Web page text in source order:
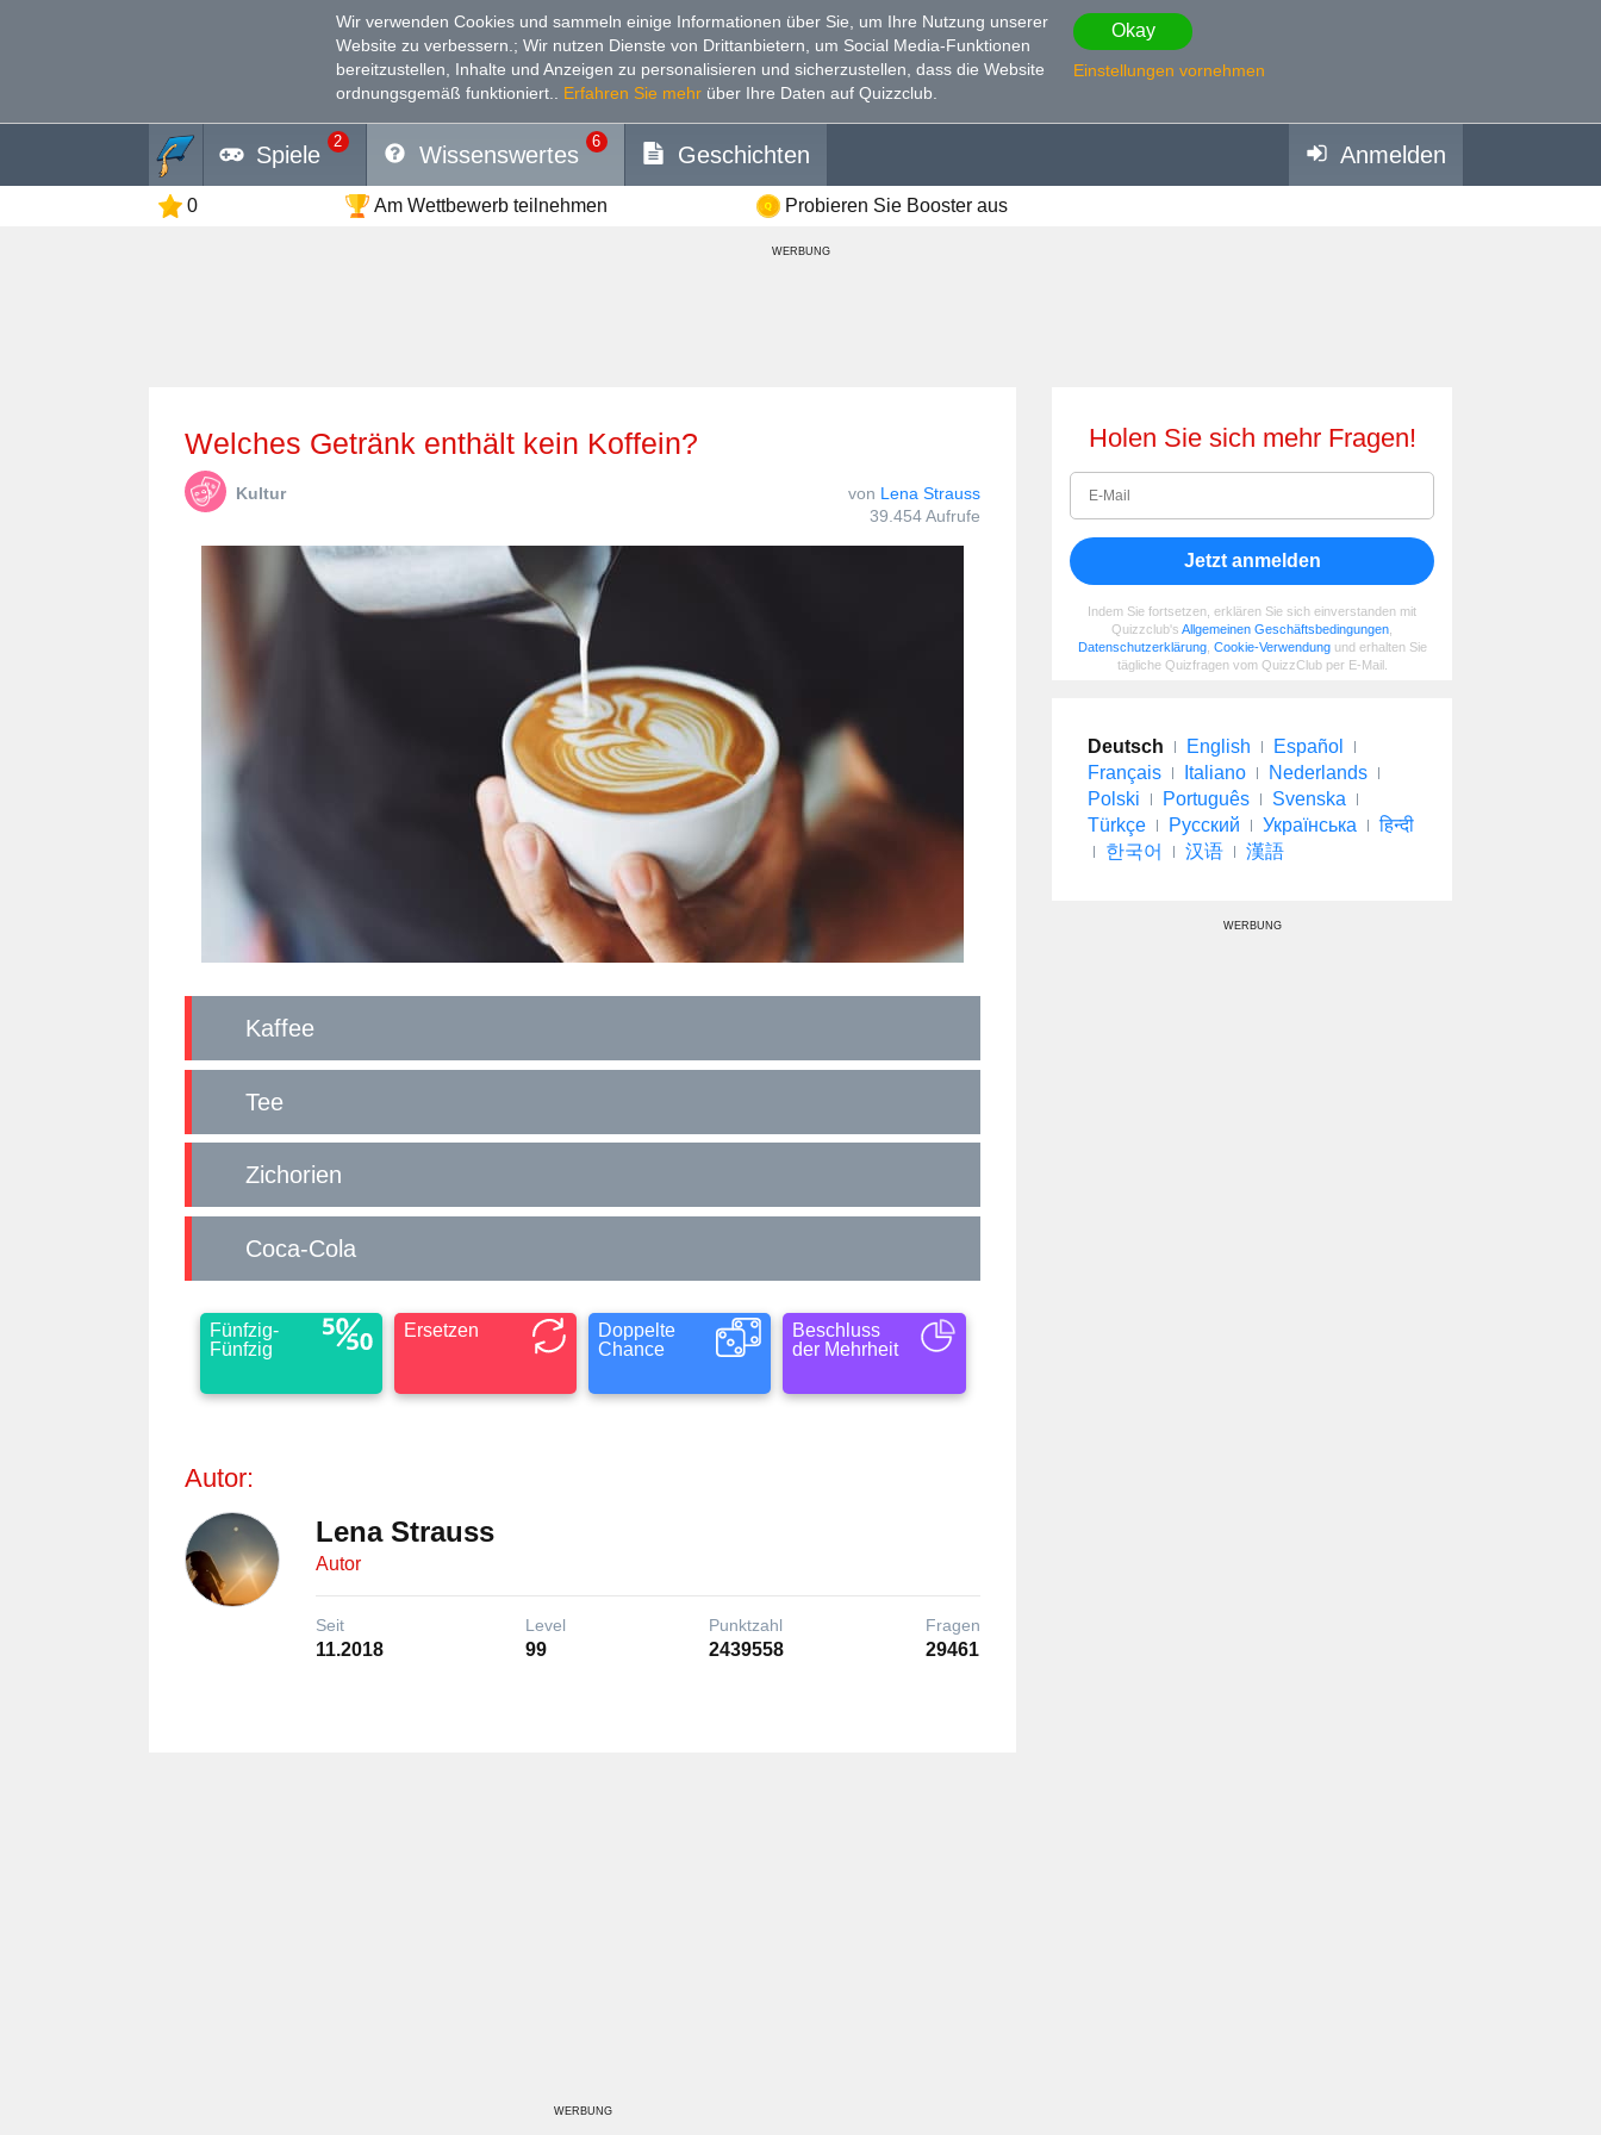
Wir verwenden Cookies und sammeln einige Informationen über Sie, um Ihre Nutzung unserer
Website zu verbessern. ; Wir nutzen Dienste von Drittanbietern, um Social Media-Funktionen
bereitzustellen, Inhalte und Anzeigen zu personalisieren und sicherzustellen, dass die Website
ordnungsgemäß funktioniert.
Erfahren Sie mehr über Ihre Daten auf Quizzclub.
Okay
Einstellungen vornehmen
Spiele
2
Wissenswertes
6
Geschichten Anmelden
0 Am Wettbewerb teilnehmen Probieren Sie Booster aus
WERBUNG
Welches Getränk enthält kein Koffein?
Kultur von Lena Strauss
39.454 Aufrufe
Kaffee
Tee
Zichorien
Coca-Cola
Fünfzig-
Fünfzig
Ersetzen
Doppelte
Chance
Beschluss
der Mehrheit
Autor:
Lena Strauss
Autor
Seit
11.2018
Level
99
Punktzahl
2439558
Fragen
29461
WERBUNG
Holen Sie sich mehr Fragen!
Jetzt anmelden
Indem Sie fortsetzen, erklären Sie sich einverstanden mit
Quizzclub's Allgemeinen Geschäftsbedingungen
Datenschutzerklärung, Cookie-Verwendungund erhalten Sie
tägliche Quizfragen vom QuizzClub per E-Mail.
Deutsch English
Español
Français
Italiano
Nederlands
Polski
Português
Svenska
Türkçe
Русский Українська
हिन्दी
한국어
汉语 漢語
WERBUNG